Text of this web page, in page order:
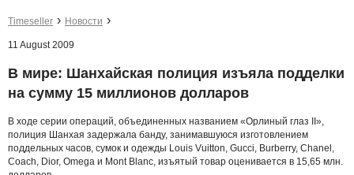
Timeseller Новости
11 August 2009
В мире: Шанхайская полиция изъяла подделки
на сумму 15 миллионов долларов
В ходе серии операций, объединенных названием «Орлиный глаз II»,
полиция Шанхая задержала банду, занимавшуюся изготовлением
поддельных часов, сумок и одежды Louis Vuitton, Gucci, Burberry, Chanel,
Coach, Dior, Omega и Mont Blanc, изъятый товар оценивается в 15,65 млн.